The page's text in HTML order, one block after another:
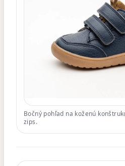
Bočný pohľad na koženú
zips.